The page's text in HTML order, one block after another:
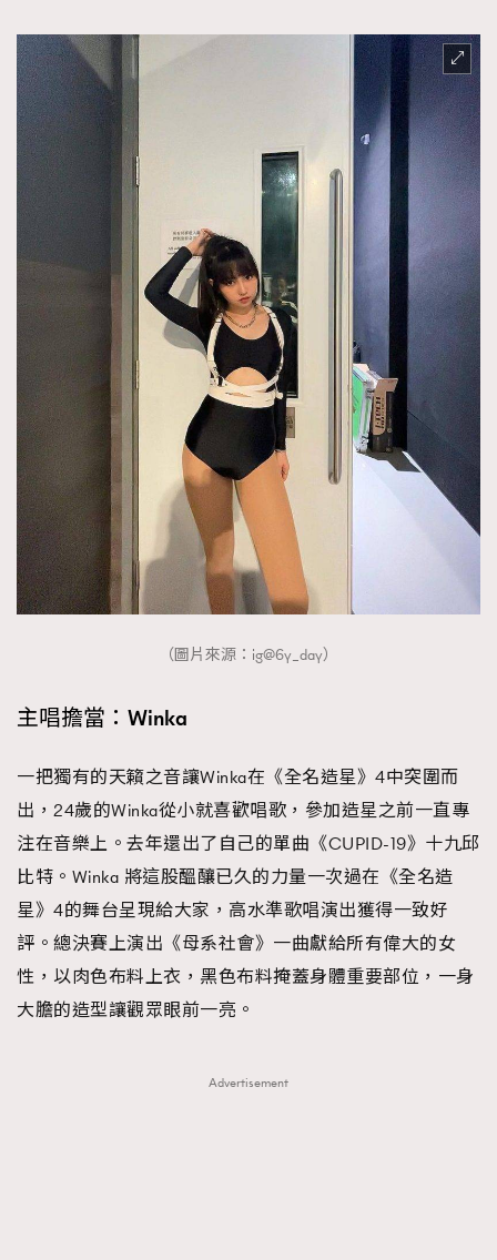
（圖片來源：ig@6y_day）
主唱擔當：Winka
一把獨有的天籟之音讓Winka在《全名造星》4中突圍而
出，24歲的Winka從小就喜歡唱歌，參加造星之前一直專
注在音樂上。去年還出了自己的單曲《CUPID-19》十九邱
比特。Winka 將這股醞釀已久的力量一次過在《全名造
星》4的舞台呈現給大家，高水準歌唱演出獲得一致好
評。總決賽上演出《母系社會》一曲獻給所有偉大的女
性，以肉色布料上衣，黑色布料掩蓋身體重要部位，一身
大膽的造型讓觀眾眼前一亮。
Advertisement